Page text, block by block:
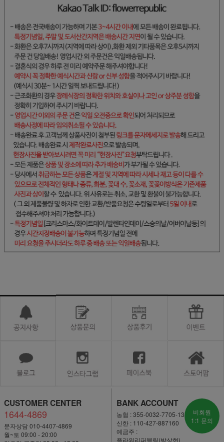
CUSTOMER CENTER
1644-4869
문자상담 010-4407-4869
월~토 09:00 - 20:00
BANK ACCOUNT
농협 : 355-0032-7705-13
신한 : 110-427-887160
예금주 :
플라워리퍼블릭(박상현)
비회원
1:1 문의